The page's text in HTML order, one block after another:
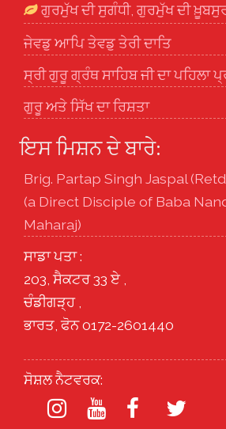
ਗੁਰਮੁੱਖ ਦੀ ਸੁਗੰਧੀ, ਗੁਰਮੁੱਖ ਦੀ
ਜੇਵਡੁ ਆਪਿ ਤੇਵਡੁ ਤੇਰੀ ਦਾਤਿ
ਸ੍ਰੀ ਗੁਰੂ ਗ੍ਰੰਥ ਸਾਹਿਬ ਜੀ ਦਾ ਪਹਿਲਾ
ਗੁਰੂ ਅਤੇ ਸਿੱਖ ਦਾ ਰਿਸ਼ਤਾ
ਇਸ ਮਿਸ਼ਨ ਦੇ ਬਾਰੇ:
Brig. Partap Singh Jaspal
(a Direct Disciple of Baba
Maharaj)
ਸਾਡਾ ਪਤਾ :
203, ਸੈਕਟਰ 33 ਏ ,
ਚੰਡੀਗੜ੍ਹ ,
ਭਾਰਤ, ਫੋਨ 0172-2601440
ਸੋਸ਼ਲ ਨੈਟਵਰਕ: